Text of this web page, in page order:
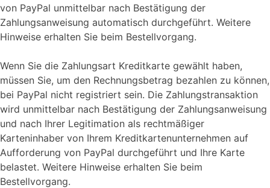
von PayPal unmittelbar nach Bestätigung der
Zahlungsanweisung automatisch durchgeführt. Weitere
Hinweise erhalten Sie beim Bestellvorgang.
Wenn Sie die Zahlungsart Kreditkarte gewählt haben,
müssen Sie, um den Rechnungsbetrag bezahlen zu können,
bei PayPal nicht registriert sein. Die Zahlungstransaktion
wird unmittelbar nach Bestätigung der Zahlungsanweisung
und nach Ihrer Legitimation als rechtmäßiger
Karteninhaber von Ihrem Kreditkartenunternehmen auf
Aufforderung von PayPal durchgeführt und Ihre Karte
belastet. Weitere Hinweise erhalten Sie beim
Bestellvorgang.